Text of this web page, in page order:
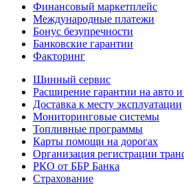
Финансовый маркетплейс
Международные платежи
Бонус безупречности
Банковские гарантии
Факторинг
Шинный сервис
Расширение гарантии на авто
Доставка к месту эксплуатации
Мониторинговые системы
Топливные программы
Карты помощи на дорогах
Организация регистрации
РКО от ББР Банка
Страхование